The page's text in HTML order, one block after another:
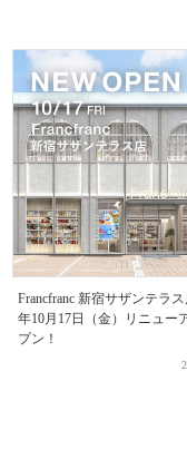
Francfranc 新宿サザンテラス
年10月17日（金）リニュー
プン！